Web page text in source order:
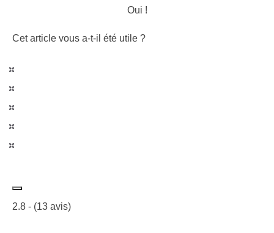
Oui !
Cet article vous a-t-il été utile ?
2.8 - (13 avis)